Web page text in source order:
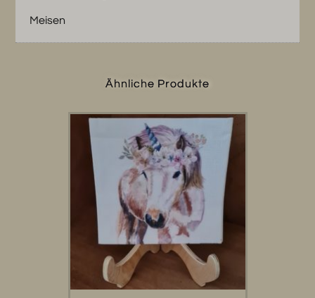
Meisen
Ähnliche Produkte